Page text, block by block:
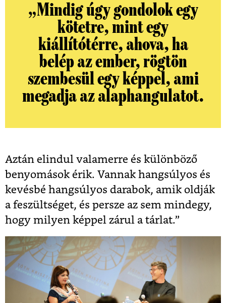
„Mindig úgy gondolok egy
kötetre, mint egy
kiállítótérre, ahova, ha
belép az ember, rögtön
szembesül egy képpel, ami
megadja az alaphangulatot.
Aztán elindul valamerre és különböző
benyomások érik. Vannak hangsúlyos és
kevésbé hangsúlyos darabok, amik oldják
a feszültséget, és persze az sem mindegy,
hogy milyen képpel zárul a tárlat.”